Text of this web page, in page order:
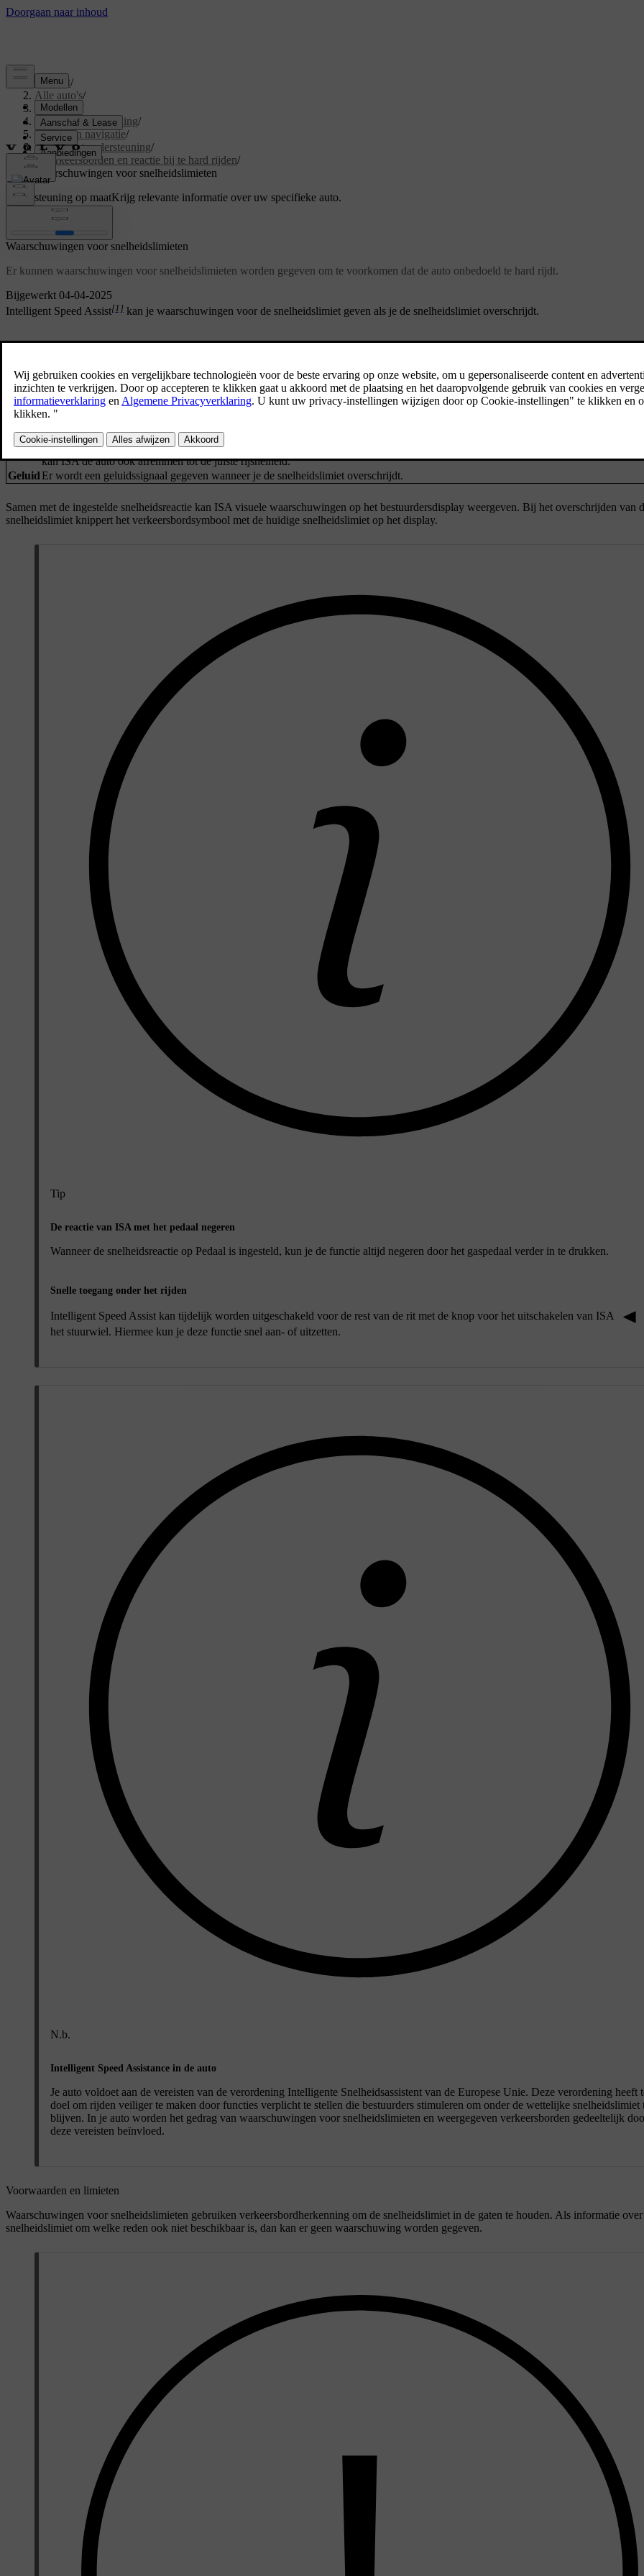
Support/
Alle auto's/
V60 2026
Gebruikershandleiding/
Rijhulp en navigatie/
Rijden met ondersteuning/
Verkeersborden en reactie bij te hard rijden/
Waarschuwingen voor snelheidslimieten
Ondersteuning op maatKrijg relevante informatie over uw specifieke auto.
Bijgewerkt 04-04-2025
Waarschuwingen voor snelheidslimieten
Er kunnen waarschuwingen voor snelheidslimieten worden gegeven om te voorkomen dat de auto onbedoeld te hard rijdt.
Intelligent Speed Assist[1] kan je waarschuwingen voor de snelheidslimiet geven als je de snelheidslimiet overschrijdt.
Het ISA-symbool wordt op het bestuurdersdisplay weergegeven wanneer je de snelheidslimiet overschrijdt en wanneer je de functie
uitschakelt.
Je kunt de reactie bij snelheidsovertredingen van ISA in de instellingen aanpassen. Je hebt de volgende opties:
Beperkt de reactie van het gaspedaal wanneer je de snelheidslimiet overschrijdt. Wanneer er een nieuwe lagere snelheidslimiet wordt
kan ISA de auto ook afremmen tot de juiste rijsnelheid.
Geluid Er wordt een geluidssignaal gegeven wanneer je de snelheidslimiet overschrijdt.
Samen met de ingestelde snelheidsreactie kan ISA visuele waarschuwingen op het bestuurdersdisplay weergeven. Bij het overschrijden van
snelheidslimiet knippert het verkeersbordsymbool met de huidige snelheidslimiet op het display.
Tip
De reactie van ISA met het pedaal negeren
Wanneer de snelheidsreactie op Pedaal is ingesteld, kun je de functie altijd negeren door het gaspedaal verder in te drukken.
Snelle toegang onder het rijden
Intelligent Speed Assist kan tijdelijk worden uitgeschakeld voor de rest van de rit met de knop voor het uitschakelen van ISA
het stuurwiel. Hiermee kun je deze functie snel aan- of uitzetten.
N.b.
Intelligent Speed Assistance in de auto
Je auto voldoet aan de vereisten van de verordening Intelligente Snelheidsassistent van de Europese Unie. Deze verordening heeft
doel om rijden veiliger te maken door functies verplicht te stellen die bestuurders stimuleren om onder de wettelijke snelheidslimiet
blijven. In je auto worden het gedrag van waarschuwingen voor snelheidslimieten en weergegeven verkeersborden gedeeltelijk
deze vereisten beïnvloed.
Voorwaarden en limieten
Waarschuwingen voor snelheidslimieten gebruiken verkeersbordherkenning om de snelheidslimiet in de gaten te houden. Als informatie
snelheidslimiet om welke reden ook niet beschikbaar is, dan kan er geen waarschuwing worden gegeven.